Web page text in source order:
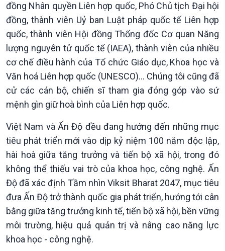
đồng Nhân quyền Liên hợp quốc, Phó Chủ tịch Đại hội
đồng, thành viên Uỷ ban Luật pháp quốc tế Liên hợp
quốc, thành viên Hội đồng Thống đốc Cơ quan Năng
lượng nguyên tử quốc tế (IAEA), thành viên của nhiều
cơ chế điều hành của Tổ chức Giáo dục, Khoa học và
Văn hoá Liên hợp quốc (UNESCO)… Chúng tôi cũng đã
cử các cán bộ, chiến sĩ tham gia đóng góp vào sứ
mệnh gìn giữ hoà bình của Liên hợp quốc.
Việt Nam và Ấn Độ đều đang hướng đến những mục
tiêu phát triển mới vào dịp kỷ niệm 100 năm độc lập,
hài hoà giữa tăng trưởng và tiến bộ xã hội, trong đó
không thể thiếu vai trò của khoa học, công nghệ. Ấn
Độ đã xác định Tầm nhìn Viksit Bharat 2047, mục tiêu
đưa Ấn Độ trở thành quốc gia phát triển, hướng tới cân
bằng giữa tăng trưởng kinh tế, tiến bộ xã hội, bền vững
môi trường, hiệu quả quản trị và nâng cao năng lực
khoa học - công nghệ.